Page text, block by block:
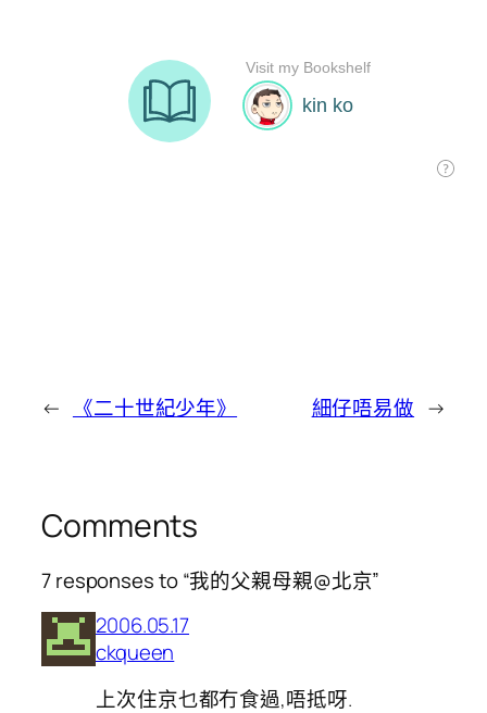
← 《二十世紀少年》 細仔唔易做 →
Comments
7 responses to “我的父親母親@北京”
2006.05.17
ckqueen
上次住京乜都冇食過,唔抵呀.